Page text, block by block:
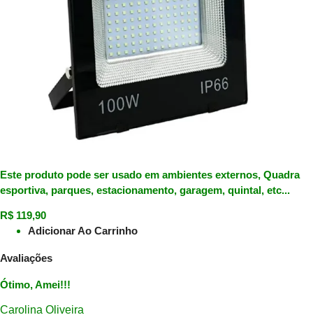
Este produto pode ser usado em ambientes externos, Quadra
esportiva, parques, estacionamento, garagem, quintal, etc...
R$ 119,90
Adicionar Ao Carrinho
Avaliações
Ótimo, Amei!!!
Carolina Oliveira